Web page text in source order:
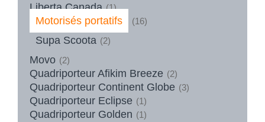
Liberta Canada (1)
Motorisés portatifs (16)
Supa Scoota (2)
Movo (2)
Quadriporteur Afikim Breeze (2)
Quadriporteur Continent Globe (3)
Quadriporteur Eclipse (1)
Quadriporteur Golden (1)